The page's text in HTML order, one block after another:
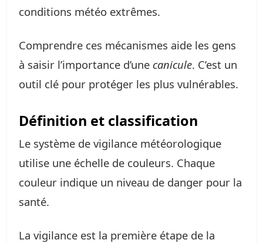
conditions météo extrêmes.
Comprendre ces mécanismes aide les gens
à saisir l’importance d’une canicule. C’est un
outil clé pour protéger les plus vulnérables.
Définition et classification
Le système de vigilance météorologique
utilise une échelle de couleurs. Chaque
couleur indique un niveau de danger pour la
santé.
La vigilance est la première étape de la